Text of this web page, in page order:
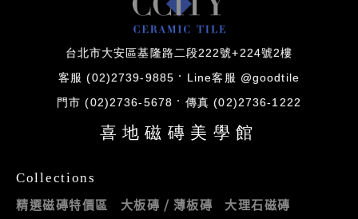
台北市大安區基隆路二段222號+224號2樓
客服 (02)2739-9885 Line客服 @goodtile
門市 (02)2736-5678 傳真 (02)2736-1222
喜地磁磚美學館
Collections
精選磁磚特價區 大板磚 / 薄板磚
大理石磁磚